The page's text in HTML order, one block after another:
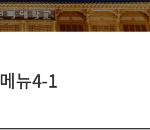
메뉴4-1